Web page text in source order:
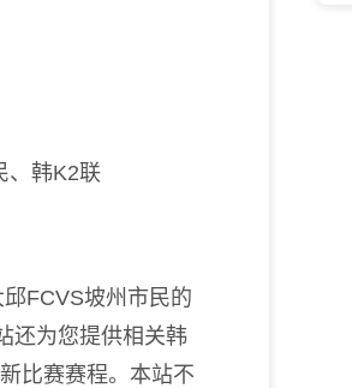
、韩K2联
FCVS坡州市民的
还为您提供相关韩
比赛赛程。本站不